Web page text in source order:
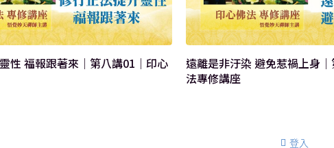
性 福報跟著來｜第八講01｜印心
遠離是非汙染 避免惹禍上身｜第六講05｜印心佛
法專修講座
登入